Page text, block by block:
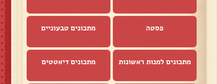
פסטה מתכונים טבעוניים
מתכונים למנות ראשונות מתכונים דיאטטים